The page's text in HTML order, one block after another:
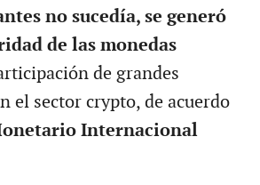
no sucedía, se generó
de las monedas
de grandes
el sector crypto, de acuerdo
Internacional